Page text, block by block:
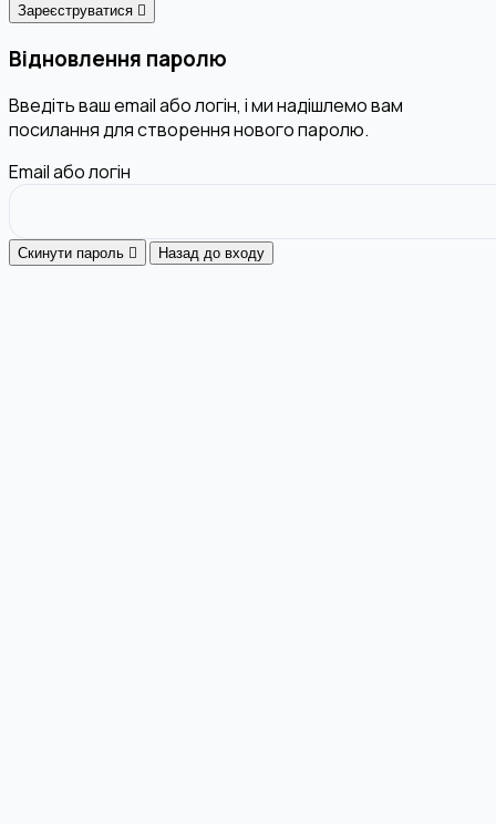
Зареєструватися
Відновлення паролю
Введіть ваш email або логін, і ми надішлемо вам
посилання для створення нового паролю.
Email або логін
Скинути пароль Назад до входу